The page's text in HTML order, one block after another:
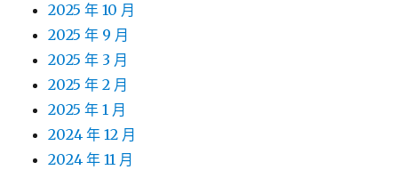
2025 年 10 月
2025 年 9 月
2025 年 3 月
2025 年 2 月
2025 年 1 月
2024 年 12 月
2024 年 11 月